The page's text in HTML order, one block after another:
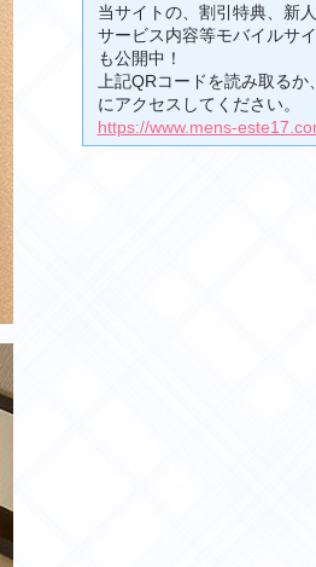
当サイトの、割引特典、新人
サービス内容等モバイルサ
も公開中！
上記QRコードを読み取るか
にアクセスしてください。
https://www.mens-